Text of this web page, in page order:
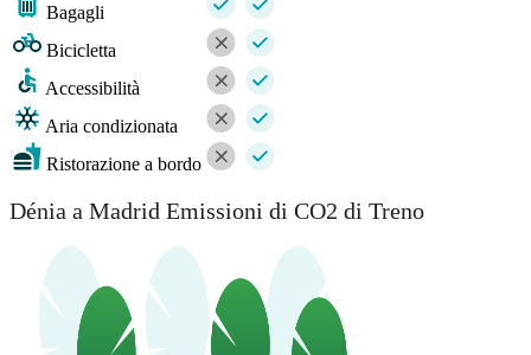
Bagagli
Bicicletta
Accessibilità
Aria condizionata
Ristorazione a bordo
Dénia a Madrid Emissioni di CO2 di Treno